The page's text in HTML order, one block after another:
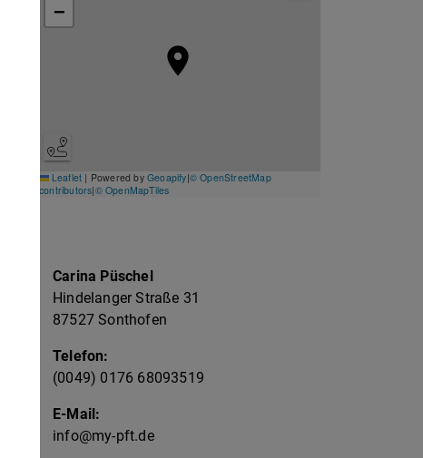
−
Leaflet | Powered by Geoapify|© OpenStreetMap
contributors|© OpenMapTiles
Carina Püschel
Hindelanger Straße 31
87527 Sonthofen
Telefon:
(0049) 0176 68093519
E-Mail:
info@my-pft.de